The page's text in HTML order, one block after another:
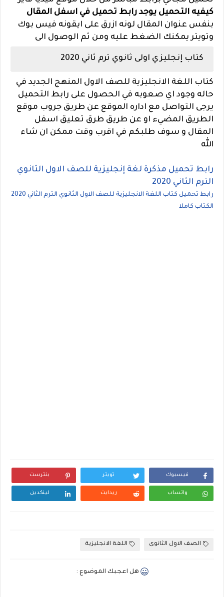
كيفيه التحميل يوجد رابط تحميل في اسفل المقال
بنفس عنوان المقال لونه ازرق على ايقونه فيس بوك
وتويتر يمكنك الضغط عليه ومن ثم الوصول الى
كتاب إنجليزي اولى ثانوي ترم ثاني 2020
كتاب اللغة الانجليزية للصف الاول المنهج الجديد في
حاله وجود اي صعوبه في الحصول على رابط التحميل
يرجى التواصل مع اداره الموقع عن طريق جروب موقع
الطريق المضيء او عن طريق طرق تعليق اسفل
المقال و سوف طلبكم في اقرب وقت ممكن ان شاء
الله
رابط تحميل مذكرة لغة إنجليزية للصف الاول الثانوي
الترم الثاني 2020
رابط تحميل كتاب اللغة الانجليزية للصف الاول الثانوي الترم الثاني 2020
الكتاب كاملا
فيسبوك تويتر بنترست
واتساب ريدايت لينكدين
الصف الاول الثانوى اللغة الانجليزية
هل اعجبك الموضوع :